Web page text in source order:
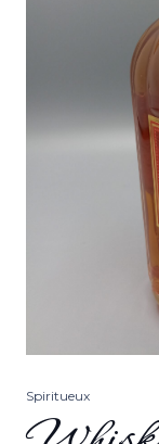
Spiritueux